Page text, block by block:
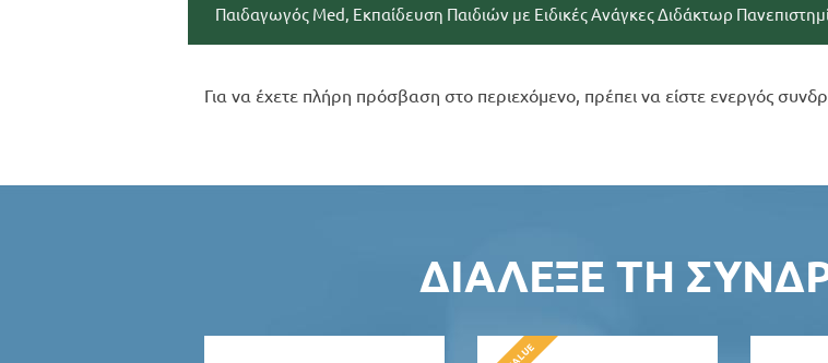
Παιδαγωγός Med, Εκπαίδευση Παιδιών με Ειδικές Ανάγκες Διδάκτωρ
Για να έχετε πλήρη πρόσβαση στο περιεχόμενο, πρέπει να είστε ενεργός
ΔΙΆΛΕΞΕ ΤΗ